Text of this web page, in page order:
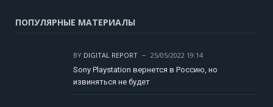
ПОПУЛЯРНЫЕ МАТЕРИАЛЫ
BY DIGITAL REPORT
25/05/2022 19:14
Sony Playstation вернется в Россию, но
извиняться не будет